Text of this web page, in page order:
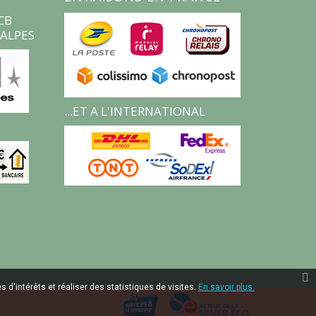
...ET A L'INTERNATIONAL
d'intérêts et réaliser des statistiques de visites. En savoir plus.